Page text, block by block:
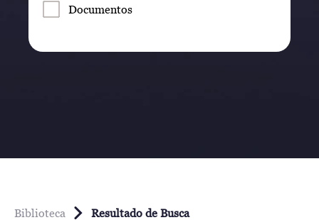
Documentos
Biblioteca Resultado de Busca